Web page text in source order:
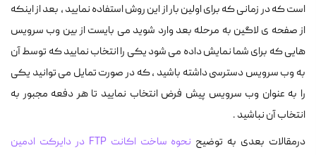
است که در زمانی که برای اولین بار از این روش استفاده نمایید ، بعد از اینکه
از صفحه ی لاگین به مرحله بعد وارد شوید می بایست از بین وب سرویس
هایی که برای شما نمایش داده می شود یکی را انتخاب نمایید که توسط آن
به وب سرویس دسترسی داشته باشید ، که در صورت تمایل می توانید یکی
را به عنوان وب سرویس پیش فرض انتخاب نمایید تا هر دفعه مجبور به
انتخاب آن نباشید .
درمقالات بعدی به توضیح نحوه ساخت اکانت FTP در دایرکت ادمین